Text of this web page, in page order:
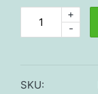
Easyclean
-
+
SKU: